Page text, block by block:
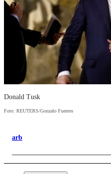
Donald Tusk
Foto: REUTERS/Gonzalo Fuentes
arb